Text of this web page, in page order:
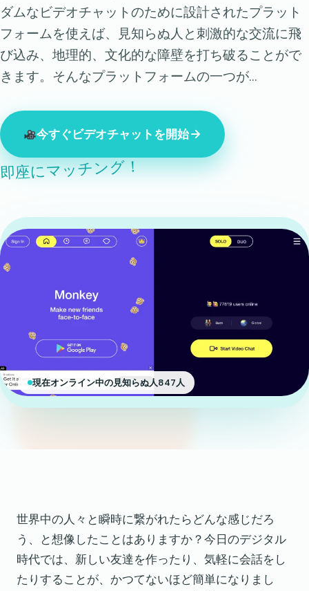
ダムなビデオチャットのために設計されたプラット
フォームを使えば、見知らぬ人と刺激的な交流に飛
び込み、地理的、文化的な障壁を打ち破ることがで
きます。そんなプラットフォームの一つが…
今すぐビデオチャットを開始
即座にマッチング！
現在オンライン中の見知らぬ人847人
世界中の人々と瞬時に繋がれたらどんな感じだろ
う、と想像したことはありますか？今日のデジタル
時代では、新しい友達を作ったり、気軽に会話をし
たりすることが、かつてないほど簡単になりまし